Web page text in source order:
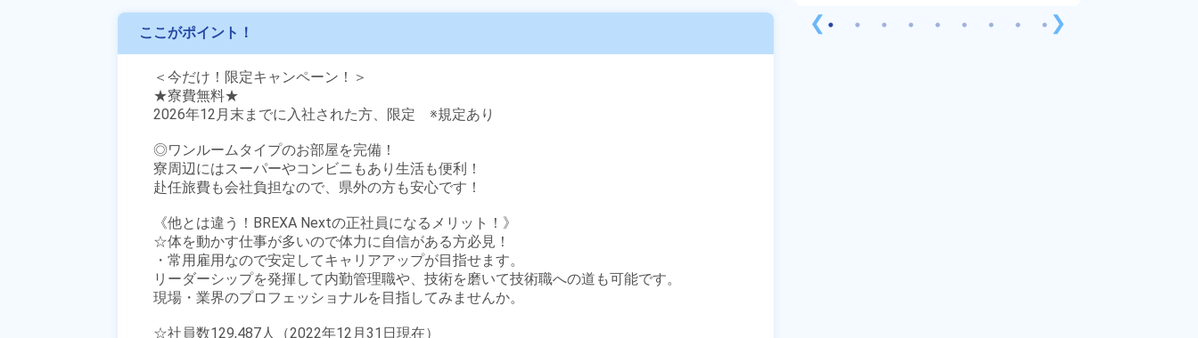
ここがポイント！
＜今だけ！限定キャンペーン！＞
★寮費無料★
2026年12月末までに入社された方、限定　※規定あり
◎ワンルームタイプのお部屋を完備！
寮周辺にはスーパーやコンビニもあり生活も便利！
赴任旅費も会社負担なので、県外の方も安心です！
《他とは違う！BREXA Nextの正社員になるメリット！》
☆体を動かす仕事が多いので体力に自信がある方必見！
・常用雇用なので安定してキャリアアップが目指せます。
リーダーシップを発揮して内勤管理職や、技術を磨いて技術職への道も可能です。
現場・業界のプロフェッショナルを目指してみませんか。
☆社員数129,487人（2022年12月31日現在）
❮ ❯